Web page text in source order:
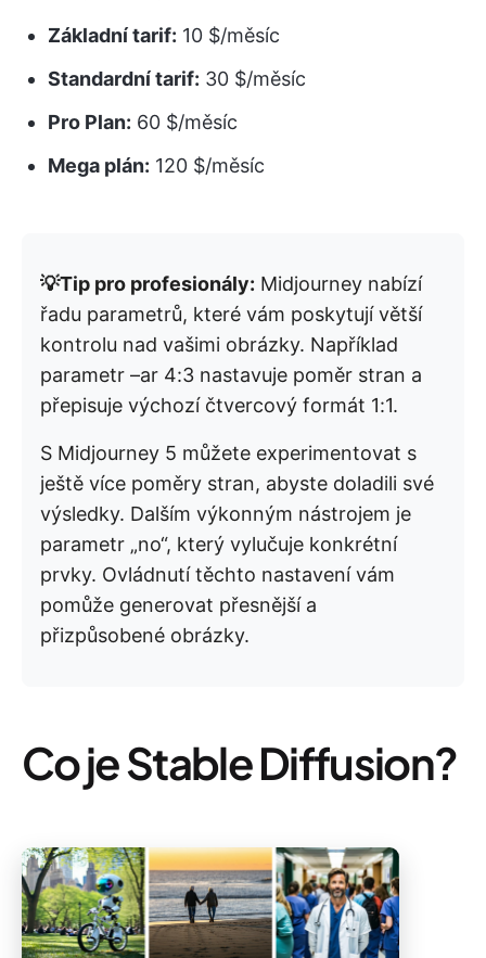
Základní tarif: 10 $/měsíc
Standardní tarif: 30 $/měsíc
Pro Plan: 60 $/měsíc
Mega plán: 120 $/měsíc
💡Tip pro profesionály: Midjourney nabízí
řadu parametrů, které vám poskytují větší
kontrolu nad vašimi obrázky. Například
parametr –ar 4:3 nastavuje poměr stran a
přepisuje výchozí čtvercový formát 1:1.
S Midjourney 5 můžete experimentovat s
ještě více poměry stran, abyste doladili své
výsledky. Dalším výkonným nástrojem je
parametr „no“, který vylučuje konkrétní
prvky. Ovládnutí těchto nastavení vám
pomůže generovat přesnější a
přizpůsobené obrázky.
Co je Stable Diffusion?